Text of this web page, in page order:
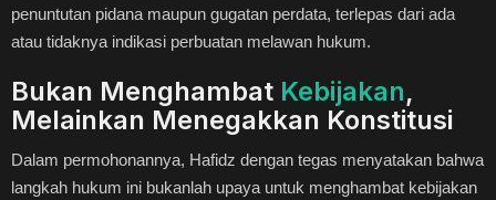
penuntutan pidana maupun gugatan perdata, terlepas dari ada
atau tidaknya indikasi perbuatan melawan hukum.
Bukan Menghambat Kebijakan,
Melainkan Menegakkan Konstitusi
Dalam permohonannya, Hafidz dengan tegas menyatakan bahwa
langkah hukum ini bukanlah upaya untuk menghambat kebijakan